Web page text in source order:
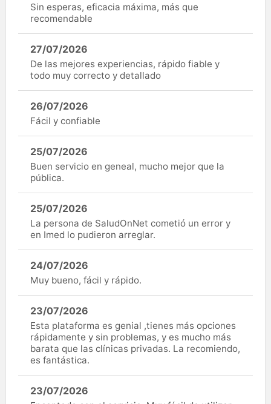
Sin esperas, eficacia máxima, más que
recomendable
27/07/2026
De las mejores experiencias, rápido fiable y
todo muy correcto y detallado
26/07/2026
Fácil y confiable
25/07/2026
Buen servicio en geneal, mucho mejor que la
pública.
25/07/2026
La persona de SaludOnNet cometió un error y
en Imed lo pudieron arreglar.
24/07/2026
Muy bueno, fácil y rápido.
23/07/2026
Esta plataforma es genial ,tienes más opciones
rápidamente y sin problemas, y es mucho más
barata que las clínicas privadas. La recomiendo,
es fantástica.
23/07/2026